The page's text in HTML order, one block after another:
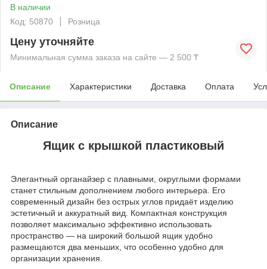
В наличии
Код: 50870
Розница
Цену уточняйте
Минимальная сумма заказа на сайте — 2 500 ₸
Описание Характеристики Доставка Оплата
Описание
Ящик с крышкой пластиковый
Элегантный органайзер с плавными, округлыми формами
станет стильным дополнением любого интерьера. Его
современный дизайн без острых углов придаёт изделию
эстетичный и аккуратный вид. Компактная конструкция
позволяет максимально эффективно использовать
пространство — на широкий большой ящик удобно
размещаются два меньших, что особенно удобно для
организации хранения.